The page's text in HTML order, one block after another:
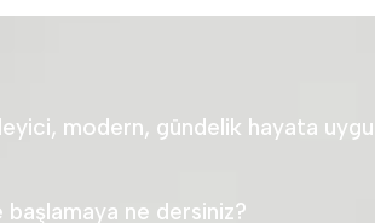
modern, gündelik hayata
ne dersiniz?